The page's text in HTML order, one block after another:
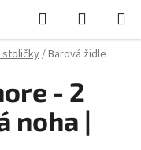
Hledat
KOŠÍK
stoličky/Barová židle
- 2
noha |